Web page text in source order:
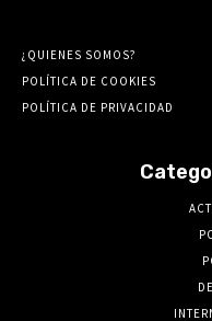
¿QUIENES SOMOS?
POLÍTICA DE COOKIES
POLÍTICA DE PRIVACIDAD